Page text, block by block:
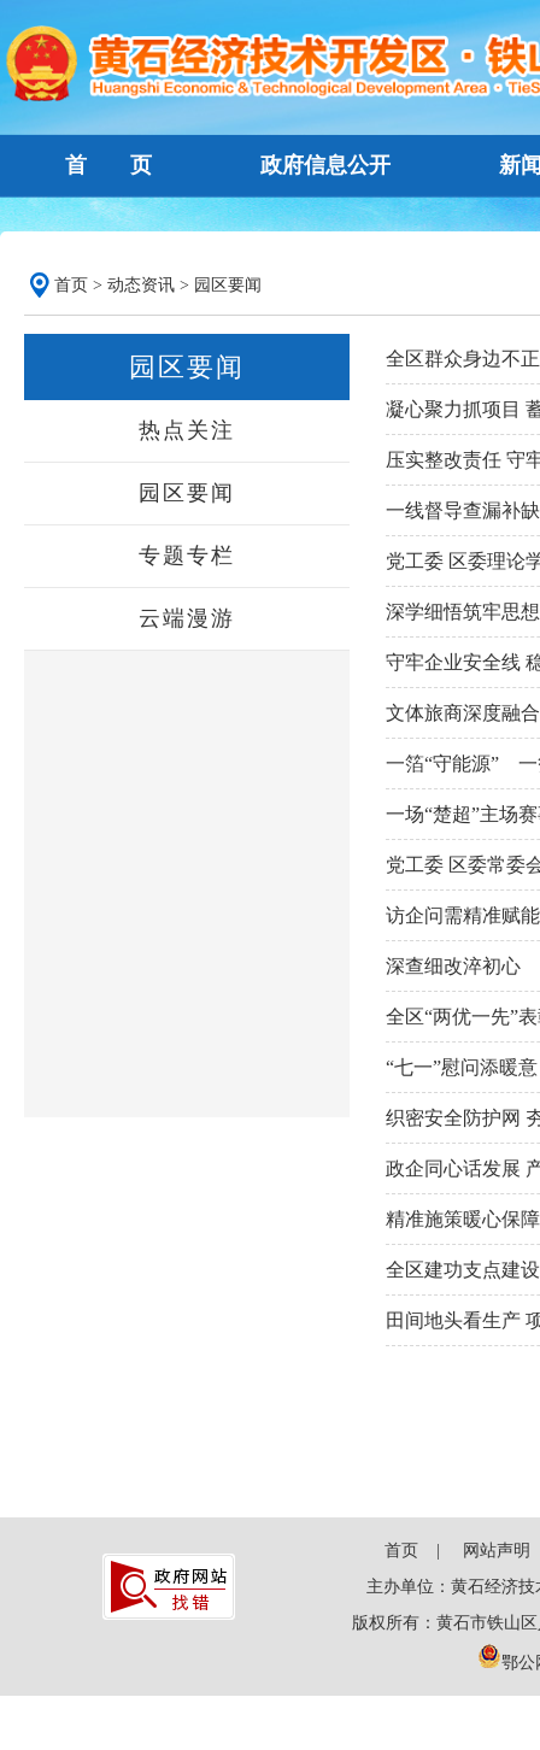
首 页 政府信息公开 新
首页 > 动态资讯 > 园区要闻
园区要闻
热点关注
园区要闻
专题专栏
云端漫游
全区群众身边不
凝心聚力抓项目
压实整改责任 守
一线督导查漏补
党工委 区委理论
深学细悟筑牢思
守牢企业安全线
文体旅商深度融
一箔“守能源” 一
一场“楚超”主场
党工委 区委常委
访企问需精准赋
深查细改淬初心
全区“两优一先”
“七一”慰问添暖
织密安全防护网
政企同心话发展
精准施策暖心保
全区建功支点建
田间地头看生产
首页
网站声明
主办单位：黄石经济
版权所有：黄石市铁山
鄂公